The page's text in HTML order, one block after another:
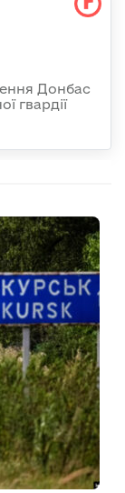
Донбас
гвардії